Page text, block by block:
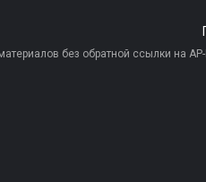
без обратной ссылки на